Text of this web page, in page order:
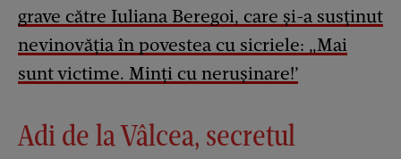
grave către Iuliana Beregoi, care și-a susținut
nevinovăția în povestea cu sicriele: „Mai
sunt victime. Minți cu nerușinare!’
Adi de la Vâlcea, secretul